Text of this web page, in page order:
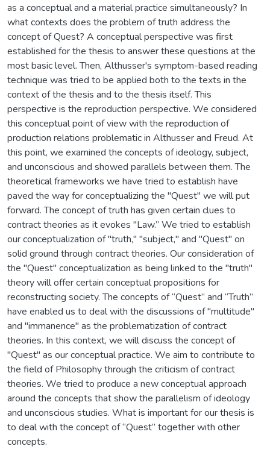
as a conceptual and a material practice simultaneously? In
what contexts does the problem of truth address the
concept of Quest? A conceptual perspective was first
established for the thesis to answer these questions at the
most basic level. Then, Althusser's symptom-based reading
technique was tried to be applied both to the texts in the
context of the thesis and to the thesis itself. This
perspective is the reproduction perspective. We considered
this conceptual point of view with the reproduction of
production relations problematic in Althusser and Freud. At
this point, we examined the concepts of ideology, subject,
and unconscious and showed parallels between them. The
theoretical frameworks we have tried to establish have
paved the way for conceptualizing the "Quest" we will put
forward. The concept of truth has given certain clues to
contract theories as it evokes "Law.” We tried to establish
our conceptualization of "truth," "subject," and "Quest" on
solid ground through contract theories. Our consideration of
the "Quest" conceptualization as being linked to the "truth"
theory will offer certain conceptual propositions for
reconstructing society. The concepts of “Quest” and “Truth”
have enabled us to deal with the discussions of "multitude"
and "immanence" as the problematization of contract
theories. In this context, we will discuss the concept of
"Quest" as our conceptual practice. We aim to contribute to
the field of Philosophy through the criticism of contract
theories. We tried to produce a new conceptual approach
around the concepts that show the parallelism of ideology
and unconscious studies. What is important for our thesis is
to deal with the concept of “Quest” together with other
concepts.